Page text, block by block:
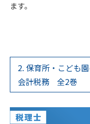
ます。
2. 保育所・こども
会計税務 全2巻